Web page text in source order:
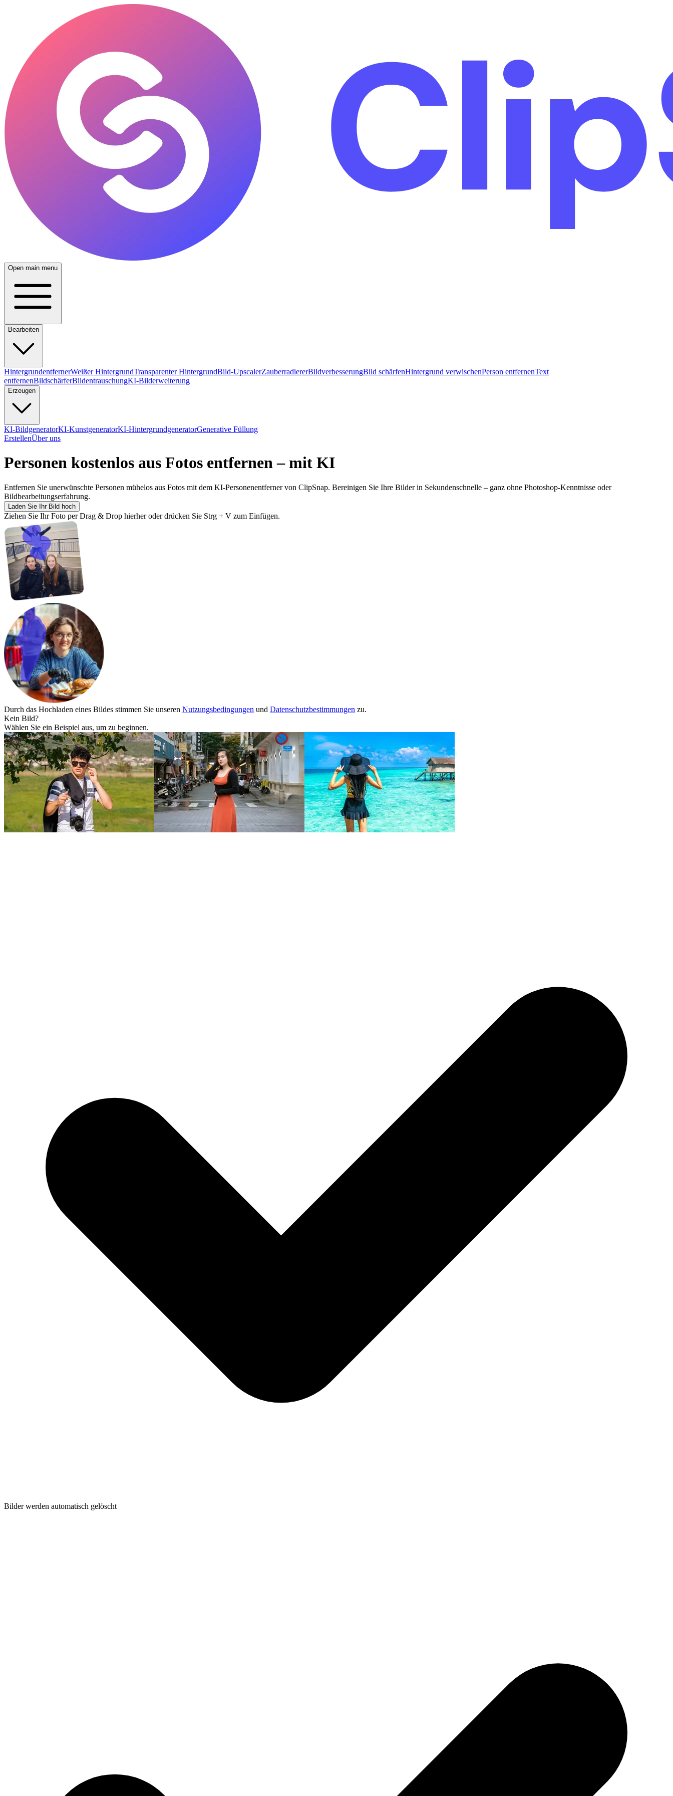
Open main menu
Bearbeiten
HintergrundentfernerWeißer HintergrundTransparenter HintergrundBild-UpscalerZauberradiererBildverbesserungBild schärfenHintergrund verwischenPerson entfernenText
entfernenBildschärferBildentrauschungKI-Bilderweiterung
Erzeugen
KI-BildgeneratorKI-KunstgeneratorKI-HintergrundgeneratorGenerative Füllung
ErstellenÜber uns
Personen kostenlos aus Fotos entfernen – mit KI
Entfernen Sie unerwünschte Personen mühelos aus Fotos mit dem KI-Personenentferner von ClipSnap. Bereinigen Sie Ihre Bilder in Sekundenschnelle – ganz ohne Photoshop-Kenntnisse oder
Bildbearbeitungserfahrung.
Laden Sie Ihr Bild hoch
Ziehen Sie Ihr Foto per Drag & Drop hierher oder drücken Sie Strg + V zum Einfügen.
Durch das Hochladen eines Bildes stimmen Sie unseren Nutzungsbedingungen und Datenschutzbestimmungen zu.
Kein Bild?
Wählen Sie ein Beispiel aus, um zu beginnen.
Bilder werden automatisch gelöscht